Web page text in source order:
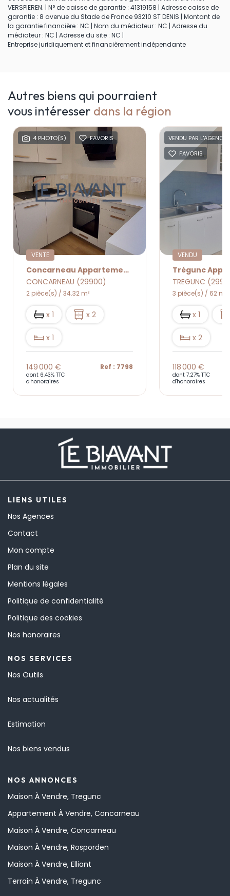
VERSPIEREN. | N° de caisse de garantie : 41319158 | Adresse caisse de
garantie : 8 avenue du Stade de France 93210 ST DENIS | Montant de
la garantie financière : NC | Nom du médiateur : NC | Adresse du
médiateur : NC | Adresse du site : NC |
Entreprise juridiquement et financièrement indépendante
Autres biens qui pourraient
vous intéresser dans la région
4 PHOTO(S) FAVORIS
VENTE
Concarneau Appartement 2 Pièce(s) 34.32 M² Entièrement Rénové
CONCARNEAU (29900)
2 pièce(s) / 34.32 m²
x 1 x 2
x 1
149 000 €
dont 6.43% TTC
d'honoraires
Ref : 7798
VENDU PAR L'AGENCE
FAVORIS
VENDU
TREGUNC
3 pièce(s) / 62 m²
x 1
x 2
118 000 €
dont 7.27% TTC
d'honoraires
LIENS UTILES
Nos Agences
Contact
Mon compte
Plan du site
Mentions légales
Politique de confidentialité
Politique des cookies
Nos honoraires
NOS SERVICES
Nos Outils
Nos actualités
Estimation
Nos biens vendus
NOS ANNONCES
Maison À Vendre, Tregunc
Appartement À Vendre, Concarneau
Maison À Vendre, Concarneau
Maison À Vendre, Rosporden
Maison À Vendre, Elliant
Terrain À Vendre, Tregunc